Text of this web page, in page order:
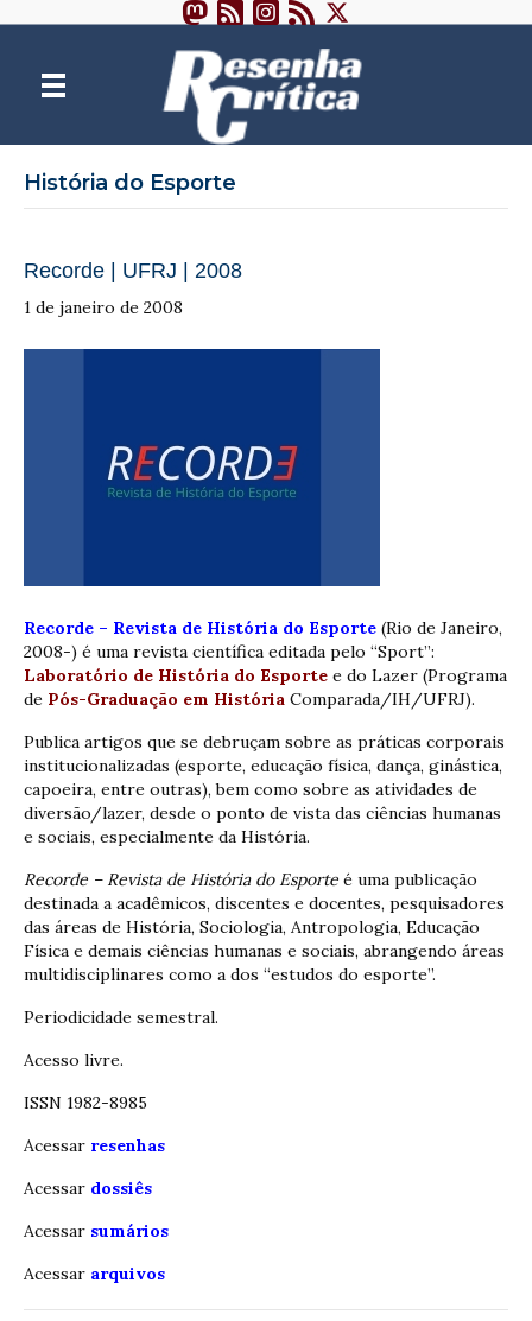
História do Esporte
Recorde | UFRJ | 2008
1 de janeiro de 2008
Recorde – Revista de História do Esporte (Rio de Janeiro,
2008-) é uma revista científica editada pelo “Sport”:
Laboratório de História do Esporte e do Lazer (Programa
de Pós-Graduação em História Comparada/IH/UFRJ).
Publica artigos que se debruçam sobre as práticas corporais
institucionalizadas (esporte, educação física, dança, ginástica,
capoeira, entre outras), bem como sobre as atividades de
diversão/lazer, desde o ponto de vista das ciências humanas
e sociais, especialmente da História.
Recorde – Revista de História do Esporte é uma publicação
destinada a acadêmicos, discentes e docentes, pesquisadores
das áreas de História, Sociologia, Antropologia, Educação
Física e demais ciências humanas e sociais, abrangendo áreas
multidisciplinares como a dos “estudos do esporte”.
Periodicidade semestral.
Acesso livre.
ISSN 1982-8985
Acessar resenhas
Acessar dossiês
Acessar sumários
Acessar arquivos